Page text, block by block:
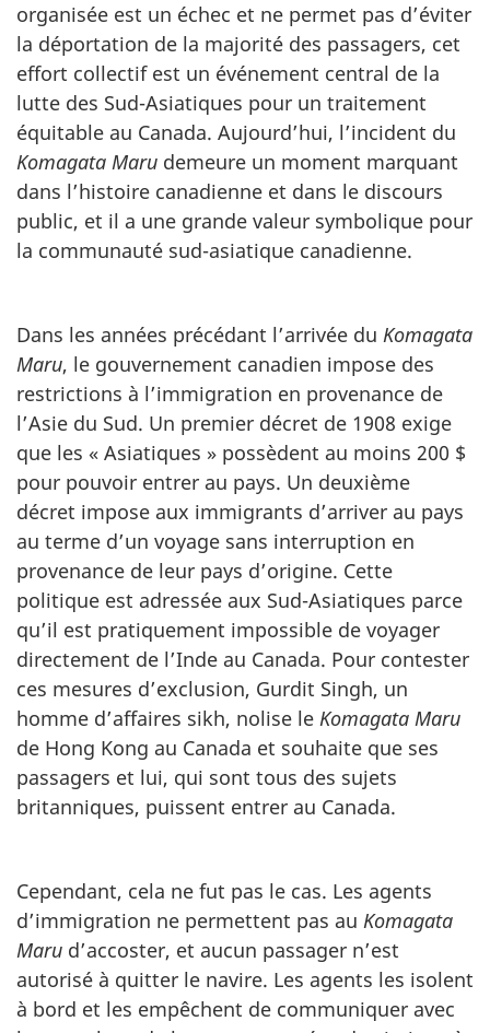
organisée est un échec et ne permet pas d’éviter
la déportation de la majorité des passagers, cet
effort collectif est un événement central de la
lutte des Sud-Asiatiques pour un traitement
équitable au Canada. Aujourd’hui, l’incident du
Komagata Maru demeure un moment marquant
dans l’histoire canadienne et dans le discours
public, et il a une grande valeur symbolique pour
la communauté sud-asiatique canadienne.
Dans les années précédant l’arrivée du Komagata
Maru, le gouvernement canadien impose des
restrictions à l’immigration en provenance de
l’Asie du Sud. Un premier décret de 1908 exige
que les « Asiatiques » possèdent au moins 200 $
pour pouvoir entrer au pays. Un deuxième
décret impose aux immigrants d’arriver au pays
au terme d’un voyage sans interruption en
provenance de leur pays d’origine. Cette
politique est adressée aux Sud-Asiatiques parce
qu’il est pratiquement impossible de voyager
directement de l’Inde au Canada. Pour contester
ces mesures d’exclusion, Gurdit Singh, un
homme d’affaires sikh, nolise le Komagata Maru
de Hong Kong au Canada et souhaite que ses
passagers et lui, qui sont tous des sujets
britanniques, puissent entrer au Canada.
Cependant, cela ne fut pas le cas. Les agents
d’immigration ne permettent pas au Komagata
Maru d’accoster, et aucun passager n’est
autorisé à quitter le navire. Les agents les isolent
à bord et les empêchent de communiquer avec